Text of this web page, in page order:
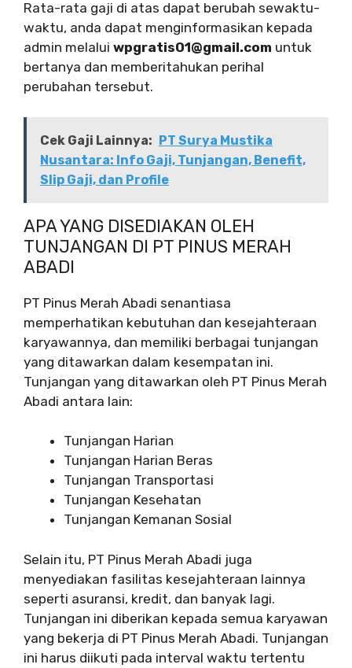
Rata-rata gaji di atas dapat berubah sewaktu-
waktu, anda dapat menginformasikan kepada
admin melalui wpgratis01@gmail.com untuk
bertanya dan memberitahukan perihal
perubahan tersebut.
Cek Gaji Lainnya: PT Surya Mustika
Nusantara: Info Gaji, Tunjangan, Benefit,
Slip Gaji, dan Profile
APA YANG DISEDIAKAN OLEH
TUNJANGAN DI PT PINUS MERAH
ABADI
PT Pinus Merah Abadi senantiasa
memperhatikan kebutuhan dan kesejahteraan
karyawannya, dan memiliki berbagai tunjangan
yang ditawarkan dalam kesempatan ini.
Tunjangan yang ditawarkan oleh PT Pinus Merah
Abadi antara lain:
Tunjangan Harian
Tunjangan Harian Beras
Tunjangan Transportasi
Tunjangan Kesehatan
Tunjangan Kemanan Sosial
Selain itu, PT Pinus Merah Abadi juga
menyediakan fasilitas kesejahteraan lainnya
seperti asuransi, kredit, dan banyak lagi.
Tunjangan ini diberikan kepada semua karyawan
yang bekerja di PT Pinus Merah Abadi. Tunjangan
ini harus diikuti pada interval waktu tertentu